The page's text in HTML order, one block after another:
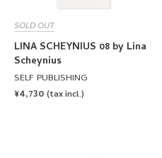
SOLD OUT
LINA SCHEYNIUS 08 by Lina
Scheynius
SELF PUBLISHING
REGULAR
¥4,730 (tax incl.)